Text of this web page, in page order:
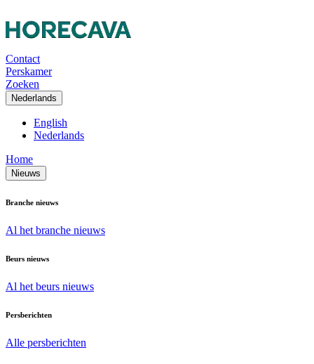
Contact
Perskamer
Zoeken
Nederlands
English
Nederlands
Home
Nieuws
Branche nieuws
Al het branche nieuws
Beurs nieuws
Al het beurs nieuws
Persberichten
Alle persberichten